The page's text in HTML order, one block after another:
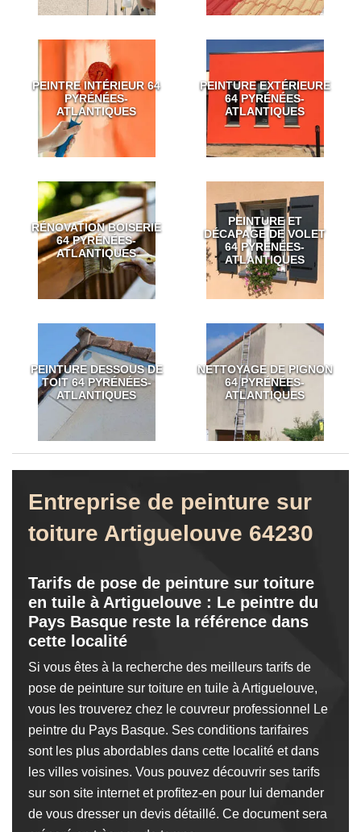
PEINTRE INTÉRIEUR 64
PYRÉNÉES-
ATLANTIQUES
PEINTURE EXTÉRIEURE
64 PYRÉNÉES-
ATLANTIQUES
RÉNOVATION BOISERIE
64 PYRÉNÉES-
ATLANTIQUES
PEINTURE ET
DÉCAPAGE DE VOLET
64 PYRÉNÉES-
ATLANTIQUES
PEINTURE DESSOUS DE
TOIT 64 PYRÉNÉES-
ATLANTIQUES
NETTOYAGE DE PIGNON
64 PYRÉNÉES-
ATLANTIQUES
Entreprise de peinture sur
toiture Artiguelouve 64230
Tarifs de pose de peinture sur toiture
en tuile à Artiguelouve : Le peintre du
Pays Basque reste la référence dans
cette localité
Si vous êtes à la recherche des meilleurs tarifs de
pose de peinture sur toiture en tuile à Artiguelouve,
vous les trouverez chez le couvreur professionnel Le
peintre du Pays Basque. Ses conditions tarifaires
sont les plus abordables dans cette localité et dans
les villes voisines. Vous pouvez découvrir ses tarifs
sur son site internet et profitez-en pour lui demander
de vous dresser un devis détaillé. Ce document sera